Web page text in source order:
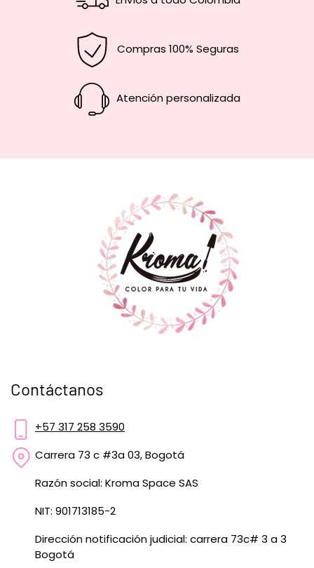
Compras 100% Seguras
Atención personalizada
Contáctanos
+57 317 258 3590
Carrera 73 c #3a 03, Bogotá
Razón social: Kroma Space SAS
NIT: 901713185-2
Dirección notificación judicial: carrera 73c# 3 a 3
Bogotá